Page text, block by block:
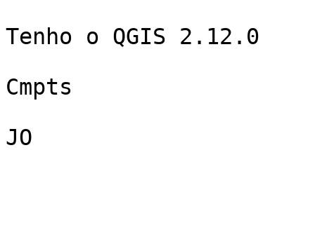
Tenho o QGIS 2.12.0
Cmpts
JO